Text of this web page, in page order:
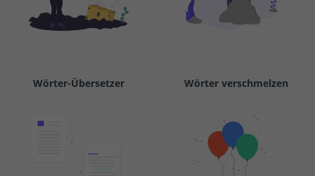
Wörter-Übersetzer Wörter verschmelzen